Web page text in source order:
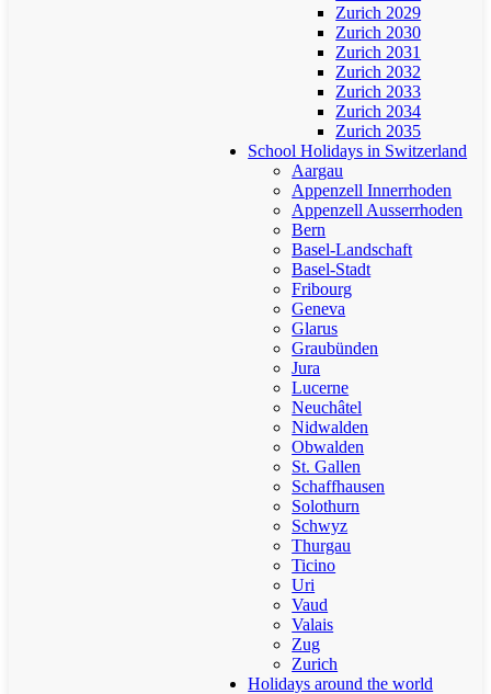
Zurich 2029
Zurich 2030
Zurich 2031
Zurich 2032
Zurich 2033
Zurich 2034
Zurich 2035
School Holidays in Switzerland
Aargau
Appenzell Innerrhoden
Appenzell Ausserrhoden
Bern
Basel-Landschaft
Basel-Stadt
Fribourg
Geneva
Glarus
Graubünden
Jura
Lucerne
Neuchâtel
Nidwalden
Obwalden
St. Gallen
Schaffhausen
Solothurn
Schwyz
Thurgau
Ticino
Uri
Vaud
Valais
Zug
Zurich
Holidays around the world